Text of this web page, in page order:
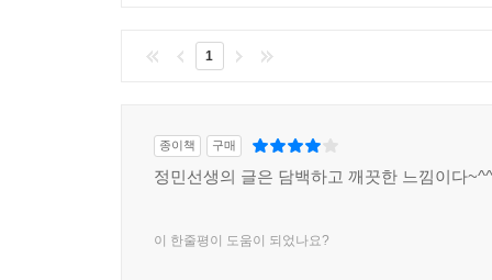
삼일공사三日公事
-큰 주발에 밥을 담아 쇠수저로 퍼 먹는다
1
종이책 구매
정민선생의 글은 담백하고 깨끗한 느낌이다~^^
이 한줄평이 도움이 되었나요?